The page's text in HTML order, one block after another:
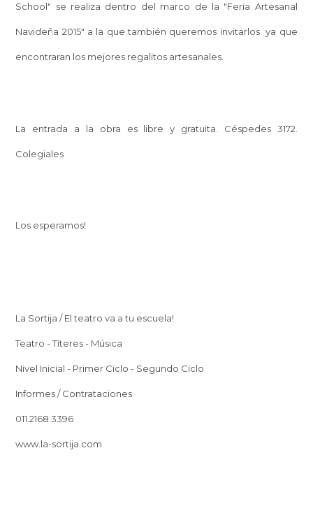
School" se realiza dentro del marco de la "Feria Artesanal
Navideña 2015" a la que también queremos invitarlos ya que
encontraran los mejores regalitos artesanales.
La entrada a la obra es libre y gratuita. Céspedes 3172.
Colegiales
Los esperamos!
La Sortija / El teatro va a tu escuela!
Teatro - Títeres - Música
Nivel Inicial - Primer Ciclo - Segundo Ciclo
Informes / Contrataciones
011.2168.3396
www.la-sortija.com